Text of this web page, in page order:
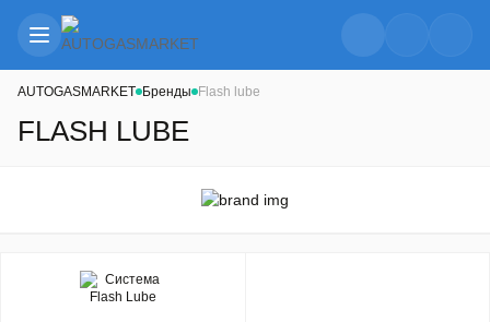
AUTOGASMARKET Бренды Flash lube
FLASH LUBE